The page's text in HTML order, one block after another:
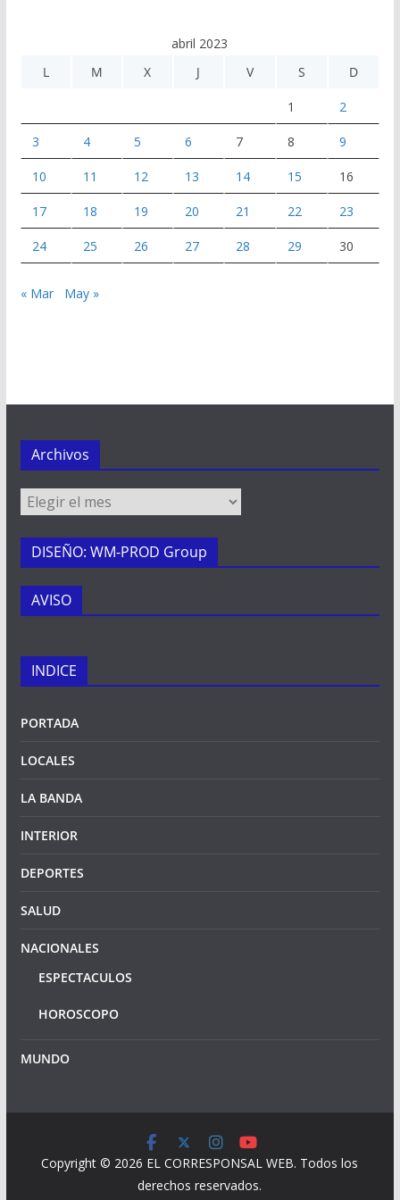
abril 2023
L
M X J V S D
1 2
3 4 5 6 7 8 9
10 11 12 13 14 15 16
17 18 19 20 21 22 23
24 25 26 27 28 29 30
« Mar May »
Archivos
Archivos
DISEÑO: WM-PROD Group
AVISO
INDICE
PORTADA
LOCALES
LA BANDA
INTERIOR
DEPORTES
SALUD
NACIONALES
ESPECTACULOS
HOROSCOPO
MUNDO
Copyright © 2026 EL CORRESPONSAL WEB. Todos los
derechos reservados.